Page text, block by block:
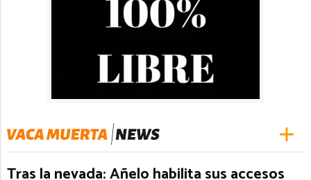
Tras la nevada: Añelo habilita sus accesos